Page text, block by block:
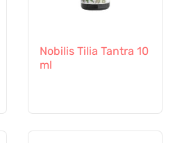
Nobilis Tilia Tantra 10
ml